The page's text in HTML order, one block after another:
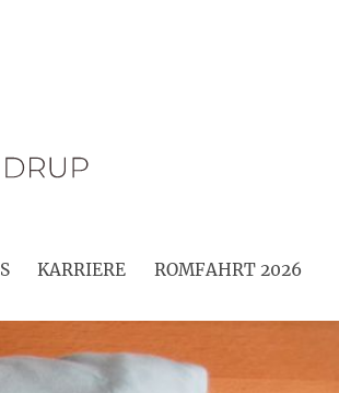
KARRIERE ROMFAHRT 2026